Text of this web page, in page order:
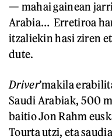
— mahai gainean
Arabia… Erretiroa
itzaliekin hasi ziren
dute.
Driver’makila
Saudi Arabiak, 500
baitio Jon Rahm
Tourta utzi, eta